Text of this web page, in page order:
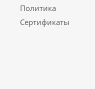
Политика
Сертификаты